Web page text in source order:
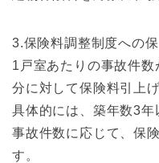
3.保険料調整制度への
1戸室あたりの事故件
分に対して保険料引上
具体的には、築年数3年
事故件数に応じて、保
す。